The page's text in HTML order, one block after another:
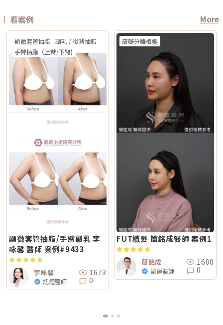
八歲者不建議未成年人接受此類治療，除非有醫療必要且經監護人與專業醫
雷射有什麼最大差別？Reepot 的能量作用以機械式震動為主，而非傳統以
熱破壞色素為核心的方式，因此對周邊組織較為溫和，修復期相對短。搭配
AI 智慧影像分析與低溫保護，可讓能量更集中在斑點本身，減少熱擴散造成
的紅腫或反黑風險。對於需要更加精準、可控的淺層色素改善者，是較新的
治療選擇。Q2：一次療程能看到效果嗎？需要做幾次比較理想？淺層曬
斑、雀斑在單次治療後多半能看到初步變化；但深層或混合型色素通常需要
多次治療，效果會以「循序淡化」的方式呈現。實際次數與間隔仍須依個人
膚況並由醫師評估調整。Q3：Reepot 是否有反黑風險？術後該注意什麼？
任何除斑型雷射都可能有反黑風險，但 Reepot 因熱傷害較低、加上冷卻系
統保護，發生率較低。術後的關鍵在於防曬和保濕，尤其治療後一週避免曝
曬、蒸氣、刺激性保養品。若依照術後指示照護，能大幅降低色素反應的機
會。Q4：敏感肌或薄皮膚適合做 Reepot 嗎？Reepot 的能量模式相對溫
和，加上冷卻保護，對敏感肌而言較為友善。但敏感肌的特性是屏障本身不
穩定，因此治療前仍需要專業檢視膚況，若正處於發炎、乾裂或紅敏期，建
議先穩定皮膚後再安排療程。Q5：做 Reepot 之後多久可以搭配其他醫美
療程？治療後皮膚需要時間恢復，因此若要搭配保濕導入、水光等溫和療
程，通常約 2～3 週即可視膚況安排；若是皮秒、飛梭、強效換膚或注射等
刺激性較高的項目，建議至少間隔 4 週再評估。適當的間隔能降低反黑與過
度刺激的風險，也讓後續療程效果更穩定。Q6：Reepot 的療程費用大約是
多少？Reepot 的價格會依照治療部位、所需的能量深度、是否搭配其他療
程以及整體規劃次數而有所差異。一般費用多落在一萬至三萬多元之間，但
實際金額仍需依個人斑點狀況與療程組合評估後才能確認。建議先安排諮
詢，由專業醫療人員確認膚況後提供最適合的治療方案與費用。Q7：
Reepot 術後的人工皮需要貼多久？Reepot 治療後會在局部覆蓋人工皮，
主要是保護剛治療的肌膚並協助屏障修復。人工皮不建議自行撕除，多數人
會在約兩週左右回診時，由醫療人員視膚況協助取下。人工皮脫落後，治療
部位的色素也會在這段期間逐漸代謝、變淡。斑點帶來的影響，往往不只是
外觀變化，更讓人感到氣色黯淡、不如以往。隨著醫美技術不斷推陳出新，
Reepot AI 時光雷射為色素治療帶來更精準、可控的方式，讓除斑不再停留
在效果難預測的時代。期望這篇文章能幫助你清楚掌握除斑方向與選擇，在
規劃療程時，也建議由專業醫師根據膚況量身評估，找到最適合、安全的改
善方式。★溫馨提醒★小編要提醒大家，醫療並非單純的商業交易，所有的
療程都伴隨著風險。因此，作為消費者應該謹慎選擇合適的醫療方案，以確
保安全與健康。
可以優先評估音波。 如果同時有鬆和垂：可以和醫師討論電音波搭配。這
也是為什麼現在很多醫師會用「複合式療程」來做規劃。不是每個人都只需
要一種療程，而是要看老化主要發生在哪一層，再決定適合電波、音波，還
是兩者搭配。電波音波可以一起打嗎？可以，但不是每個人都一定需要。電
波和音波作用原理不同，所以在醫師評估下，兩者確實可以搭配。常見做法
是用音波處理深層輪廓拉提，再用電波改善皮膚緊緻與膚質鬆弛，讓效果更
全面。不過，電音波不是「全部打越多越好」。發數、能量、施作順序、間
隔時間，都需要依照個人臉部條件設計。如果臉部脂肪偏少、皮膚偏薄、曾
做過其他療程，或是近期剛打過針劑，更要讓醫師完整評估，避免過度治
療。做電波音波前，要注意哪些事？第一，先判斷自己是哪一種老化問題在
選電波或音波前，先不要急著問「哪個比較好」，而是要先看自己的老化問
題屬於哪一種。臉部老化常見可分成四大類：組織鬆弛下垂、結構性凹陷、
皺紋形成、膚質老化。電波和音波主要處理的是「鬆弛與下垂」這一類問
題。電波偏向改善皮膚鬆弛、細紋與緊緻度；音波偏向改善輪廓下垂、嘴邊
肉與下顎線模糊。但如果是太陽穴凹陷、淚溝、臉頰凹陷這類結構性凹陷，
或是斑點、色素沉澱這類膚質問題，單靠電波或音波不一定能解決，需要搭
配其他療程評估。第二，不要只看價格，更要看療程規劃是否合理電波音波
的價格會受到儀器種類、探頭、發數、施作部位、能量設定與診所規劃影
響。價格便宜不一定不好，但如果只用價格做決定，很容易忽略真正重要的
事：這療程到底有沒有符合你的臉部狀況？同樣是音波，有人需要加強下顎
線，有人需要處理嘴邊肉；同樣是電波，有人重點在眼周細紋，有人重點在
臉頰鬆弛。規劃不同，效果自然也會不同。所以選療程時，不只要問「多少
錢」，也要問清楚：使用什麼儀器？施作哪些部位？大約發數或治療範圍怎
麼規劃？為什麼我的狀況適合這個療程？第三，確認儀器來源、探頭耗材與
施作人員電波音波屬於能量型醫美療程，安全性和儀器來源、探頭耗材、操
作經驗都有關。建議選擇前可以確認是否為合法原廠認證儀器、是否使用原
廠探頭或合規耗材，以及是否由合格專業醫療人員評估與操作。另外，醫師
的臉部解剖概念與美感判斷也很重要。因為電波音波不是「能量越強越
好」，而是要看你的皮膚厚度、脂肪量、鬆弛程度、臉型比例去調整。過度
治療不一定更漂亮，反而可能不自然或效果不如預期。第四，效果需要時
間，不要用術後當天判斷成敗電波和音波都是透過熱能刺激膠原蛋白反應，
不是做完當天就完成全部效果。部分人術後會先感覺皮膚變緊、輪廓比較
順，但真正的膠原蛋白新生與重組，通常需要數週到數月慢慢發生。所以做
完後不要急著用第一天的樣子判斷有沒有用，也不要因為短期內沒有巨大變
化就立刻否定療程。非侵入式拉提的特色通常是漸進、自然，而不是突然大
幅改變。第五，不要期待一次療程解決所有老化問題臉部老化不是只有皮膚
鬆而已，還可能包含膠原蛋白流失、脂肪位移、骨架支撐變弱、皮膚厚度改
變等不同層次的問題。電波可以改善皮膚緊緻度與膚質，音波可以幫助輪廓
拉提與深層支撐，但它們不一定能取代針劑、填充、雷射、手術或其他療
程。比較正確的觀念是：電波音波不是萬能療程，而是抗老規劃中的一部
感。不過疼痛感會受到能量設定、施作部位、個人耐受度、儀器種類影響，
容積式加熱 療程定位 膚質、細緻、緊緻並重 輪廓、拉提、緊實為主 適合族
冷卻技術 五階七段冷卻系統 分段噴灑冷媒 探頭 雅典娜探頭：臉部 宙斯探
頭：身體 愛神探頭：眼周 紫鑽探頭：臉/四肢 碧眼探頭：眼周 藍鑽探頭：
臉/四肢 黃金探頭：身體 疼痛感 多數定位為較舒適型 但仍因人而異 感受通
常較明顯，但依能量、部位與個人耐受度不同 常見效果感受 膚質變細、臉
部較緊 光澤提升 輪廓變緊、線條感改善 適合重點 想變精緻、自然、保養型
想加強緊緻、抗老、輪廓型 原理差異：單極、雙極到底是什麼？很多人看
到「單極」、「雙極」會覺得很難懂，其實可以用生活化的方式理解。單極
電波：像是把熱能傳遞到較深、較廣的範圍，主要作用於較深層皮膚組織
（以真皮層為主），常被用於緊緻與支撐感相關需求。鳳凰電波即屬於單極
射頻應用。雙極電波：則是將能量集中在兩個電極之間，作用範圍相對較
淺，較常被用於膚質細緻、表層改善等需求。無雙電波的特色，在於將單極
與雙極兩種模式結合於同一療程設計中。根據官方資料，DENSITY 可透過
不同射頻模式，將能量分別作用於深層與淺層皮膚。因此，兩者並不是「誰
比較高級」，而是設計邏輯不同。若主要需求為輪廓拉提與緊緻，單極射頻
為主的療程通常較符合需求；若希望同時兼顧膚質細緻與輕度緊緻，複合式
電波療程則可能更具彈性。效果差異：拉提感、緊緻感、膚質感不一樣1. 拉
提感如果你的主要困擾是「臉部鬆弛」、「下顎線不清楚」或「嘴邊肉變明
顯」，鳳凰電波通常是較常被討論的選項之一。其應用多與輪廓緊緻與鬆弛
改善相關，常見於臉部、眼周與身體的緊緻與平滑需求。2. 膚質感如果你的
問題不是明顯鬆弛，而是「皮膚看起來粗」、「毛孔明顯」、「妝感不服
貼」或整體氣色較疲累，無雙電波的複合式能量設計相對較符合這類需求。
除了緊緻效果外，也常被用於膚質細緻與整體質感提升，因此常被市場定位
為入門型抗老或精緻型電波療程。3. 自然度兩者都屬於非侵入式療程，因此
通常不會像手術或填充療程一樣產生立即的結構性改變，效果多半呈現為漸
進式、自然型。常見的效果訴求差異在於：鳳凰電波多偏向輪廓線條與緊緻
感的提升；無雙電波則較偏向整體膚質細緻、緊實與光澤感的改善。哪一種
比較痛？無雙電波真的比較不痛嗎？疼痛感是很多人選療程時最在意的問
題。以療程設計來看，鳳凰電波因為以單極射頻為主，能量感通常會比較明
顯。部分人會形容為熱、刺、酸、脹，尤其在骨感較明顯或皮膚較薄的位
置，感受可能更強。無雙電波則因為設計上有SAC智能冷卻系統與RIC即時
阻抗偵測補償系統等設計，因此為舒適度較高的電波療程。但這裡要講清
楚：不痛不代表完全沒感覺，舒適也不代表每個人都一樣。疼痛感會受到很
多因素影響，包括： 個人耐痛程度 施作部位 能量設定 是否敷麻 醫師手法
皮膚厚薄與骨感程度 當天身體狀態所以比較精準的說法是：無雙電波通常
被定位為舒適度較佳；鳳凰電波能量感通常較明顯。但實際感受仍需依個人
狀況而定。常見迷思一：鳳凰電波一定比無雙電波強嗎？不一定。「強」要
看你指的是哪一種強。如果說的是深層拉提、輪廓緊緻，鳳凰電波確實是經
典代表。但如果是膚質、細緻度、毛孔與整體保養感，無雙電波可能更符合
程，不是找「最紅的」，而是找「最符合目前需求的」。常見迷思二：電波
做完會立刻小臉嗎？很多人期待電波做完臉馬上小一圈，但這個期待需要調
https://www.instagram.com/drdeungskinclinic/張英睿皮膚專科診所地
址：新北市板橋區文化路一段118號電話：(02)-2250-6065LINE：
@xat.0000195926.1nzhttps://page.line.me/xat.0000195926.1nz?
看案例 More
顯微套管抽脂
副乳 / 後背抽脂
手臂抽脂（上臂/下臂)
顯微套管抽脂/手臂副乳 李
咏馨 醫師 案例#9433
李咏馨
認證醫師
1673
0
皮瓣分離植髮
FUT植髮 簡銘成醫師 案例1
簡銘成
認證醫師
1600
0